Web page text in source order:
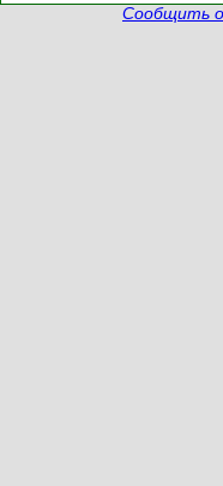
Сообщить о